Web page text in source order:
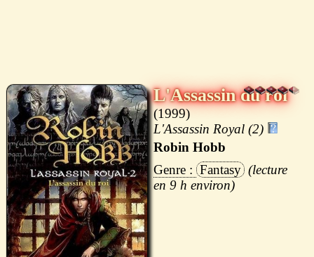
L'Assassin du roi
1999
L'Assassin Royal (2)
Robin Hobb
Fantasy
9 h